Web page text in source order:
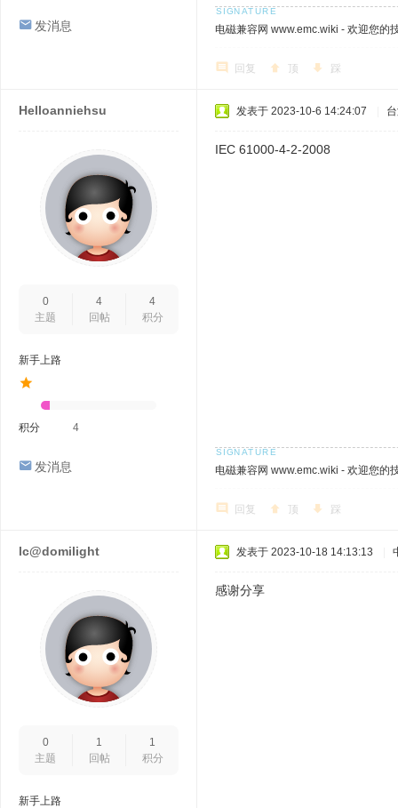
发消息 电磁兼容网 www.emc.wiki - 欢迎您的
回复 顶 踩
Helloanniehsu
0
主题
4
回帖
4
积分
新手上路
积分 4
发消息
发表于 2023-10-6 14:24:07
IEC 61000-4-2-2008
电磁兼容网 www.emc.wiki - 欢迎您的
回复 顶 踩
lc@domilight
0
主题
1
回帖
1
积分
新手上路
发表于 2023-10-18 14:13:13
感谢分享